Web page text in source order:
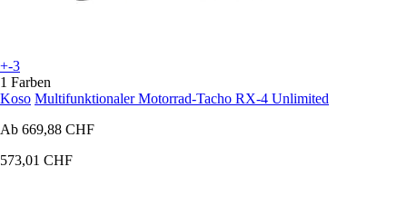
+-3
1 Farben
Koso Multifunktionaler Motorrad-Tacho RX-4 Unlimited
Ab 669,88 CHF
573,01 CHF